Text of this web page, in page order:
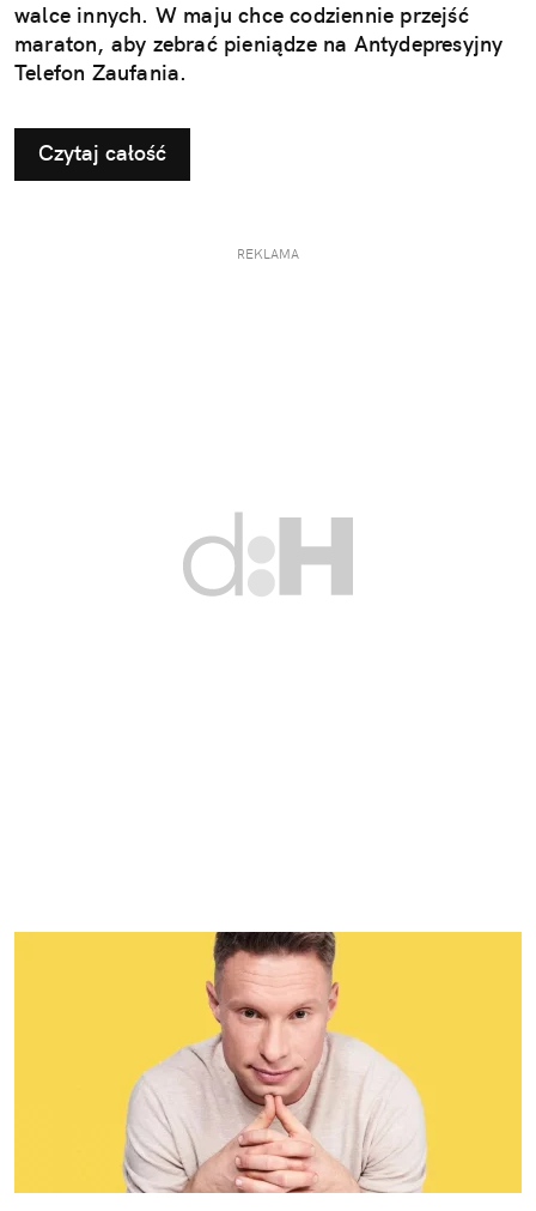
walce innych. W maju chce codziennie przejść
maraton, aby zebrać pieniądze na Antydepresyjny
Telefon Zaufania.
Czytaj całość
REKLAMA